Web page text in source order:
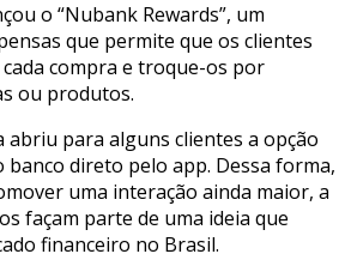
o “Nubank Rewards”, um
que permite que os clientes
compra e troque-os por
ou produtos.
abriu para alguns clientes a opção
banco direto pelo app. Dessa forma,
uma interação ainda maior, a
façam parte de uma ideia que
financeiro no Brasil.